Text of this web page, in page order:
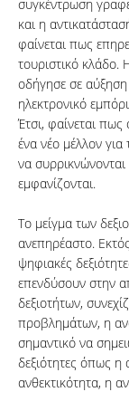
συγκέντρωση
και η
φαίνεται πως
τουριστικό
οδήγησε σε
ηλεκτρονικό
Έτσι, φαίνεται
ένα νέο μέλλον για
να
εμφανίζονται.
Το μείγμα των
ανεπηρέαστο.
ψηφιακές
επενδύσουν στην
δεξιοτήτων,
προβλημάτων, η
σημαντικό να
δεξιότητες όπως η
ανθεκτικότητα, η